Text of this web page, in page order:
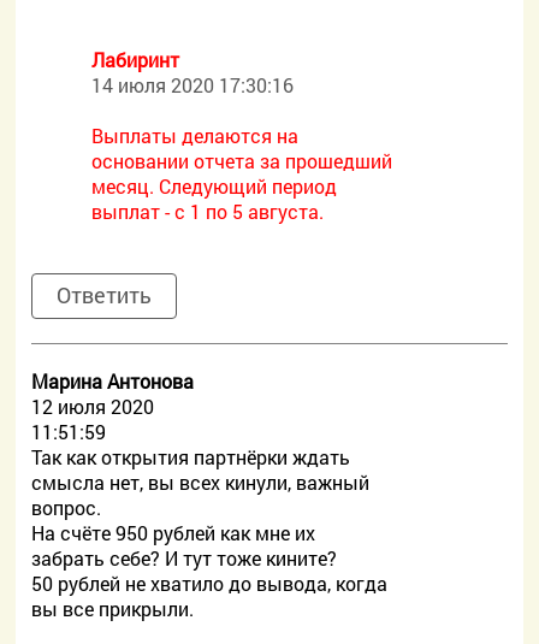
Лабиринт
14 июля 2020 17:30:16
Выплаты делаются на
основании отчета за прошедший
месяц. Следующий период
выплат - с 1 по 5 августа.
Ответить
Марина Антонова
12 июля 2020
11:51:59
Так как открытия партнёрки ждать
смысла нет, вы всех кинули, важный
вопрос.
На счёте 950 рублей как мне их
забрать себе? И тут тоже кините?
50 рублей не хватило до вывода, когда
вы все прикрыли.